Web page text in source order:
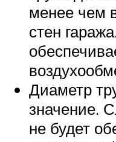
менее чем
стен
Диаметр
значение.
не будет